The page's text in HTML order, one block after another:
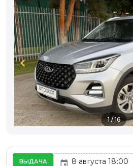
chevron_left
1 / 16
ВЫДАЧА